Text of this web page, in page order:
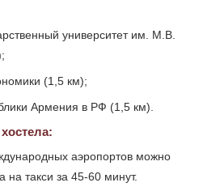
университет им. М.В.
(1,5 км);
Армения в РФ (1,5 км).
аэропортов можно
на такси за 45-60 минут.